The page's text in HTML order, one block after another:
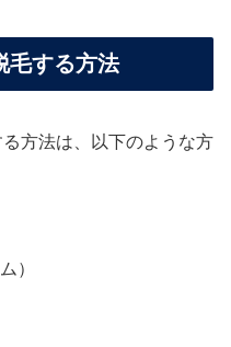
毛する方法
方法は、以下のような方
）